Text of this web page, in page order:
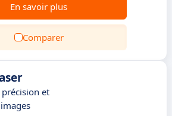
En savoir plus
Comparer
précision et